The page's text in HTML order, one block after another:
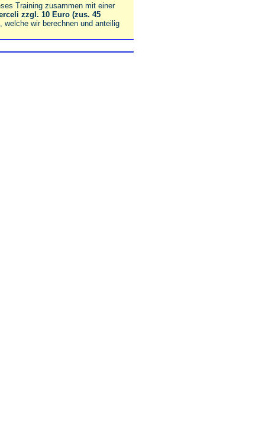
Training zusammen mit einer
zzgl. 10 Euro (zus. 45
wir berechnen und anteilig
können zusätzliche